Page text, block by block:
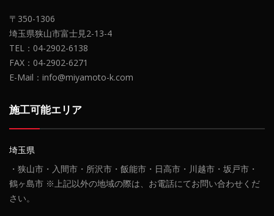
〒350-1306
埼玉県狭山市富士見2-13-4
TEL：04-2902-6138
FAX：04-2902-6271
E-Mail：info@miyamoto-k.com
施工可能エリア
埼玉県
・狭山市・入間市・所沢市・飯能市・日高市・川越市・坂戸市・
鶴ヶ島市 ※上記以外の地域の際は、お電話にてお問い合わせくだ
さい。